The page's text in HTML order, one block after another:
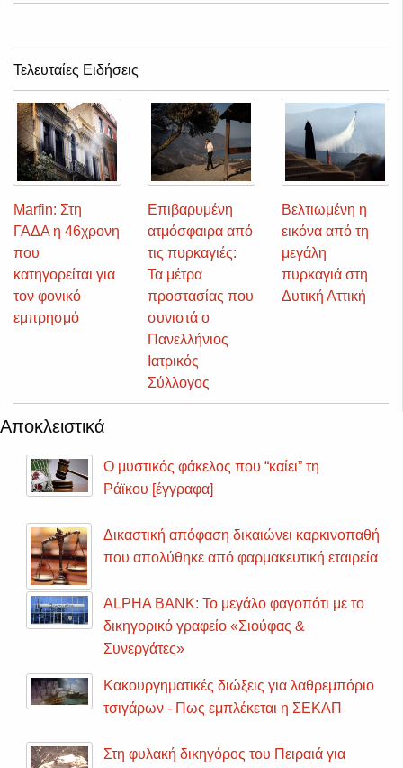
Τελευταίες Ειδήσεις
Marfin: Στη
ΓΑΔΑ η 46χρονη
που
κατηγορείται για
τον φονικό
εμπρησμό
Επιβαρυμένη
ατμόσφαιρα από
τις πυρκαγιές:
Τα μέτρα
προστασίας που
συνιστά ο
Πανελλήνιος
Ιατρικός
Σύλλογος
Βελτιωμένη η
εικόνα από τη
μεγάλη
πυρκαγιά στη
Δυτική Αττική
Αποκλειστικά
Ο μυστικός φάκελος που “καίει” τη
Ράϊκου [έγγραφα]
Δικαστική απόφαση δικαιώνει καρκινοπαθή
που απολύθηκε από φαρμακευτική εταιρεία
ALPHA BANK: Το μεγάλο φαγοπότι με το
δικηγορικό γραφείο «Σιούφας &
Συνεργάτες»
Κακουργηματικές διώξεις για λαθρεμπόριο
τσιγάρων - Πως εμπλέκεται η ΣΕΚΑΠ
Στη φυλακή δικηγόρος του Πειραιά για